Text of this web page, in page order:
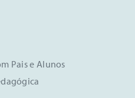
Pais e Alunos